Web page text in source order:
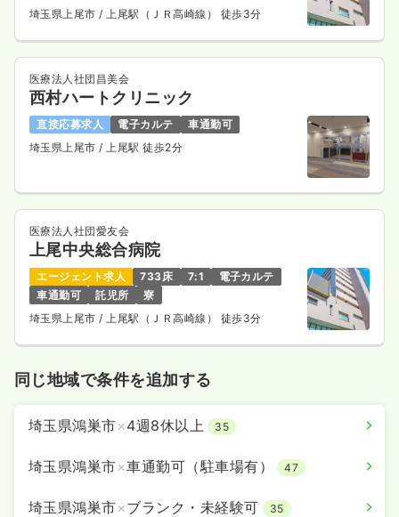
埼玉県上尾市 / 上尾駅（ＪＲ高崎線） 徒歩3分
医療法人社団昌美会
西村ハートクリニック
直接応募求人 電子カルテ
車通勤可
埼玉県上尾市/ 上尾駅 徒歩2分
医療法人社団愛友会
上尾中央総合病院
エージェント求人 733床 7:1
電子カルテ
車通勤可
託児所
寮
埼玉県上尾市 / 上尾駅（ＪＲ高崎線） 徒歩3分
同じ地域で条件を追加する
埼玉県鴻巣市×4週8休以上 35
埼玉県鴻巣市×車通勤可（駐車場有） 47
埼玉県鴻巣市×ブランク・未経験可 35